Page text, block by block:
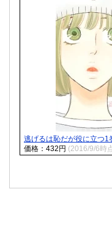
逃げるは恥だが役に立つ1
価格：432円 (2016/9/6時